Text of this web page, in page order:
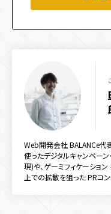
認知拡大 販売促進
新規顧客獲得施策 既
ブランディング
Web開発会社 BALANCe代
使ったデジタルキャンペー
現)や、ゲーミフィケーショ
上での拡散を狙った PRコ